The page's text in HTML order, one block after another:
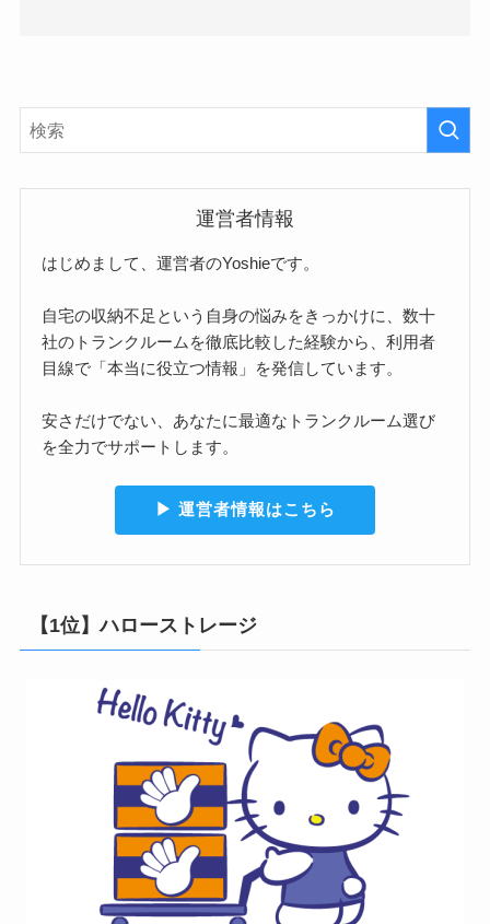
運営者情報
はじめまして、運営者のYoshieです。
自宅の収納不足という自身の悩みをきっかけに、数十
社のトランクルームを徹底比較した経験から、利用者
目線で「本当に役立つ情報」を発信しています。
安さだけでない、あなたに最適なトランクルーム選び
を全力でサポートします。
▶︎ 運営者情報はこちら
【1位】ハローストレージ